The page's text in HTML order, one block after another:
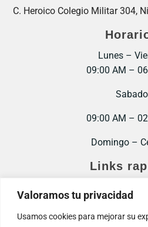
Valoramos tu privacidad
Usamos cookies para mejorar su
C. Heroico Colegio Militar 304,
Lunes –
09:00 AM –
Sabado
09:00 AM –
Domingo –
Links
Inicio